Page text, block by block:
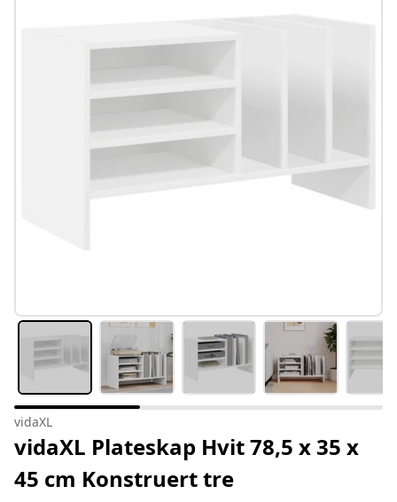
vidaXL
vidaXL Plateskap Hvit 78,5 x 35 x
45 cm Konstruert tre